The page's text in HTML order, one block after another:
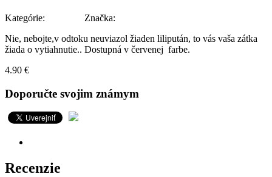
Kategórie: Značka:
Nie, nebojte,v odtoku neuviazol žiaden lilipután, to vás vaša zátka
žiada o vytiahnutie.. Dostupná v červenej farbe.
4.90 €
Doporučte svojim známym
Recenzie